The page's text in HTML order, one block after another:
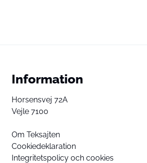
Information
Horsensvej 72A
Vejle 7100
Om Teksajten
Cookiedeklaration
Integritetspolicy och cookies